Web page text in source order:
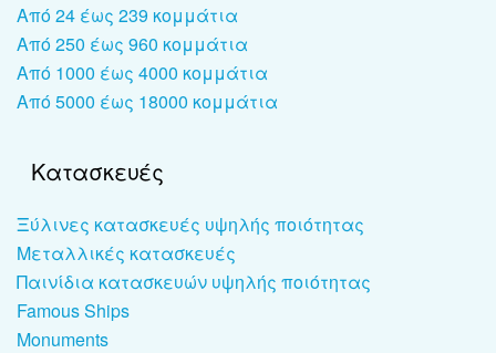
Από 24 έως 239 κομμάτια
Από 250 έως 960 κομμάτια
Από 1000 έως 4000 κομμάτια
Από 5000 έως 18000 κομμάτια
Κατασκευές
Ξύλινες κατασκευές υψηλής ποιότητας
Μεταλλικές κατασκευές
Παινίδια κατασκευών υψηλής ποιότητας
Famous Ships
Monuments